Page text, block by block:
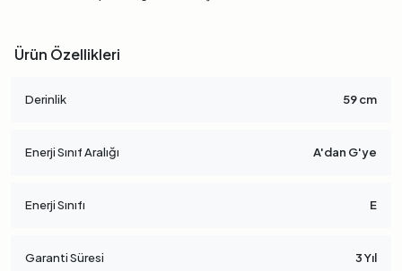
Ürün Özellikleri
Derinlik 59 cm
Enerji Sınıf Aralığı A'dan G'ye
Enerji Sınıfı E
Garanti Süresi 3 Yıl